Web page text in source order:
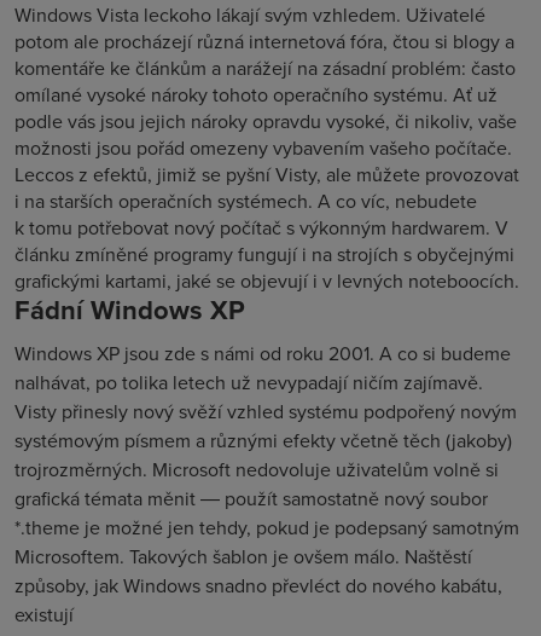
Windows Vista leckoho lákají svým vzhledem. Uživatelé
potom ale procházejí různá internetová fóra, čtou si blogy a
komentáře ke článkům a narážejí na zásadní problém: často
omílané vysoké nároky tohoto operačního systému. Ať už
podle vás jsou jejich nároky opravdu vysoké, či nikoliv, vaše
možnosti jsou pořád omezeny vybavením vašeho počítače.
Leccos z efektů, jimiž se pyšní Visty, ale můžete provozovat
i na starších operačních systémech. A co víc, nebudete
k tomu potřebovat nový počítač s výkonným hardwarem. V
článku zmíněné programy fungují i na strojích s obyčejnými
grafickými kartami, jaké se objevují i v levných noteboocích.
Fádní Windows XP
Windows XP jsou zde s námi od roku 2001. A co si budeme
nalhávat, po tolika letech už nevypadají ničím zajímavě.
Visty přinesly nový svěží vzhled systému podpořený novým
systémovým písmem a různými efekty včetně těch (jakoby)
trojrozměrných. Microsoft nedovoluje uživatelům volně si
grafická témata měnit ― použít samostatně nový soubor
*.theme je možné jen tehdy, pokud je podepsaný samotným
Microsoftem. Takových šablon je ovšem málo. Naštěstí
způsoby, jak Windows snadno převléct do nového kabátu,
existují